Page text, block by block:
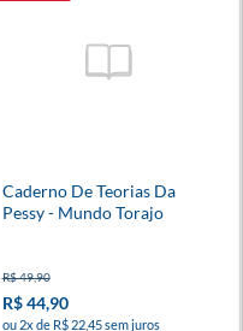
Caderno De Teorias Da
Pessy - Mundo Torajo
R$ 49,90
R$ 44,90
ou 2x de R$ 22,45 sem juros